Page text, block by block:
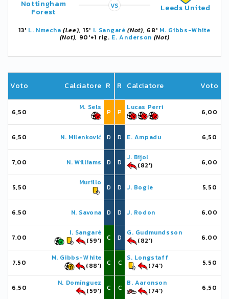
Nottingham
Forest
VS Leeds United
13' L. Nmecha (Lee), 15' I. Sangaré (Not), 68' M. Gibbs-White
(Not), 90'+1 rig. E. Anderson (Not)
Voto Calciatore R
6,50
M. Sels
P
6,50 N. Milenković D
7,00 N. Williams D
5,50
Murillo
D
6,50 N. Savona D
7,00
I. Sangaré
(59')
C
7,50
M. Gibbs-White
(88')
C
6,50
N. Domínguez
(59')
C
R Calciatore Voto
P
Lucas Perri
6,00
D E. Ampadu 6,50
D
J. Bijol
(82')
6,00
D J. Bogle 5,50
D J. Rodon 6,00
D
G. Gudmundsson
(82')
6,00
C
S. Longstaff
(74')
5,50
C
B. Aaronson
(74')
6,50